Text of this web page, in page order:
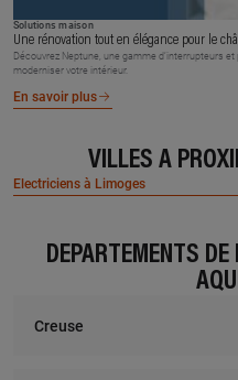
Solutions maison
Une rénovation tout en élégance pour le
Découvrez Neptune, une gamme d’interrupteurs
moderniser votre intérieur.
En savoir plus
VILLES À
Electriciens à Limoges
DÉPARTEMENTS
Creuse